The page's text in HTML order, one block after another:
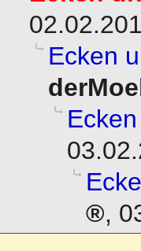
Ecken
,